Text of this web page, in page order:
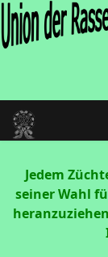
Jedem
seiner Wahl